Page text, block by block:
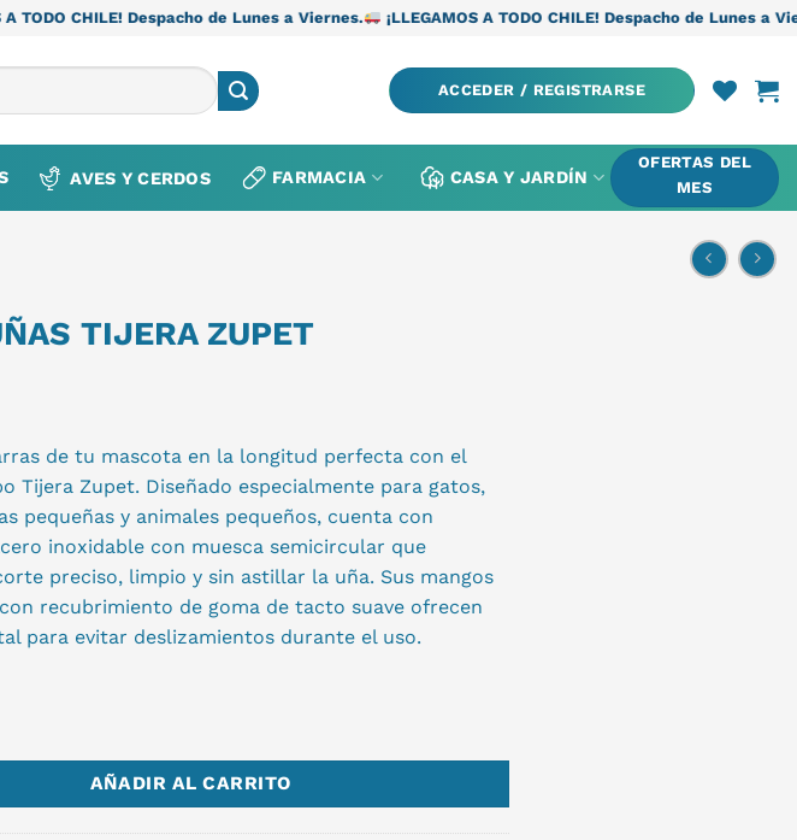
Despacho de Lunes a Viernes. ¡LLEGAMOS A TODO CHILE! Despacho de Lunes a Viernes.
ACCEDER / REGISTRARSE
AVES Y CERDOS FARMACIA CASA Y JARDÍN
OFERTAS DEL
MES
TIJERA ZUPET
de tu mascota en la longitud perfecta con el
Tijera Zupet. Diseñado especialmente para gatos,
pequeñas y animales pequeños, cuenta con
inoxidable con muesca semicircular que
preciso, limpio y sin astillar la uña. Sus mangos
recubrimiento de goma de tacto suave ofrecen
para evitar deslizamientos durante el uso.
AÑADIR AL CARRITO